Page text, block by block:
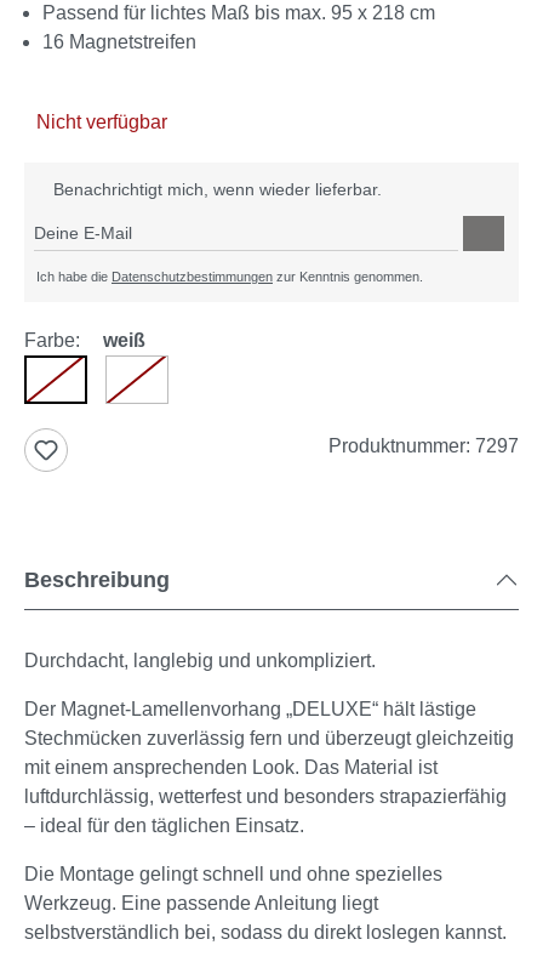
Passend für lichtes Maß bis max. 95 x 218 cm
16 Magnetstreifen
Nicht verfügbar
Benachrichtigt mich, wenn wieder lieferbar.
Deine E-Mail
Ich habe die Datenschutzbestimmungen zur Kenntnis genommen.
Farbe: weiß
weiß
(Diese Option ist zurzeit nicht verfügbar.)
schwarz
(Diese Option ist zurzeit nicht verfügbar.)
Produktnummer: 7297
Beschreibung
Durchdacht, langlebig und unkompliziert.
Der Magnet-Lamellenvorhang „DELUXE“ hält lästige
Stechmücken zuverlässig fern und überzeugt gleichzeitig
mit einem ansprechenden Look. Das Material ist
luftdurchlässig, wetterfest und besonders strapazierfähig
– ideal für den täglichen Einsatz.
Die Montage gelingt schnell und ohne spezielles
Werkzeug. Eine passende Anleitung liegt
selbstverständlich bei, sodass du direkt loslegen kannst.